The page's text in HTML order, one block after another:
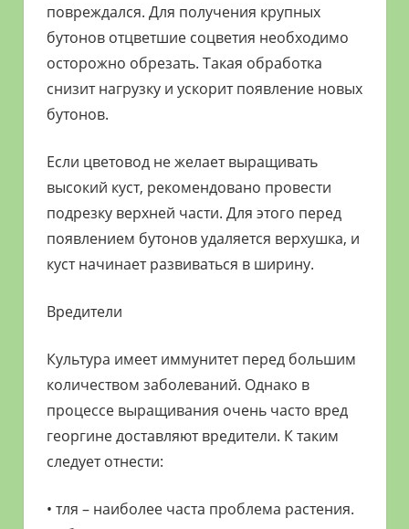
повреждался. Для получения крупных
бутонов отцветшие соцветия необходимо
осторожно обрезать. Такая обработка
снизит нагрузку и ускорит появление новых
бутонов.
Если цветовод не желает выращивать
высокий куст, рекомендовано провести
подрезку верхней части. Для этого перед
появлением бутонов удаляется верхушка, и
куст начинает развиваться в ширину.
Вредители
Культура имеет иммунитет перед большим
количеством заболеваний. Однако в
процессе выращивания очень часто вред
георгине доставляют вредители. К таким
следует отнести:
• тля – наиболее часта проблема растения.